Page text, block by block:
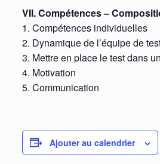
VII. Compétences –
1. Compétences individuelles
2. Dynamique de l’équipe de
3. Mettre en place le test dans
4. Motivation
5. Communication
Ajouter au calendrier